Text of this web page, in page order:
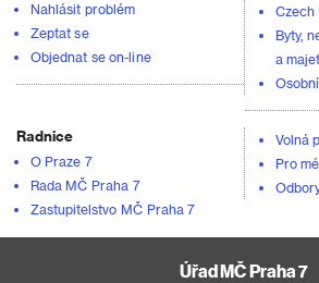
Nahlásit problém
Zeptat se
Objednat se on-line
Czech
Byty,
a
Radnice
O Praze 7
Rada MČ Praha 7
Zastupitelstvo MČ Praha 7
Volná
Pro
Úřad MČ Praha 7